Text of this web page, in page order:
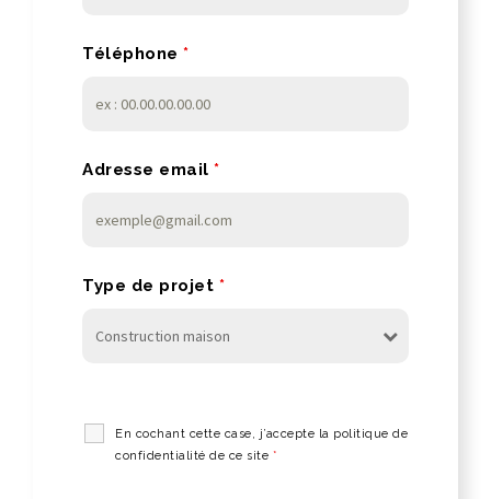
Téléphone *
Adresse email *
Type de projet *
En cochant cette case, j’accepte la politique de
confidentialité de ce site *